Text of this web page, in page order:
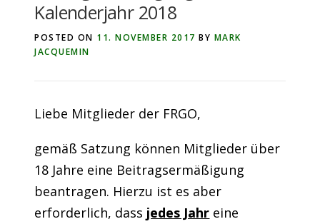
Kalenderjahr 2018
POSTED ON 11. NOVEMBER 2017 BY MARK
JACQUEMIN
Liebe Mitglieder der FRGO,
gemäß Satzung können Mitglieder über
18 Jahre eine Beitragsermäßigung
beantragen. Hierzu ist es aber
erforderlich, dass jedes Jahr eine